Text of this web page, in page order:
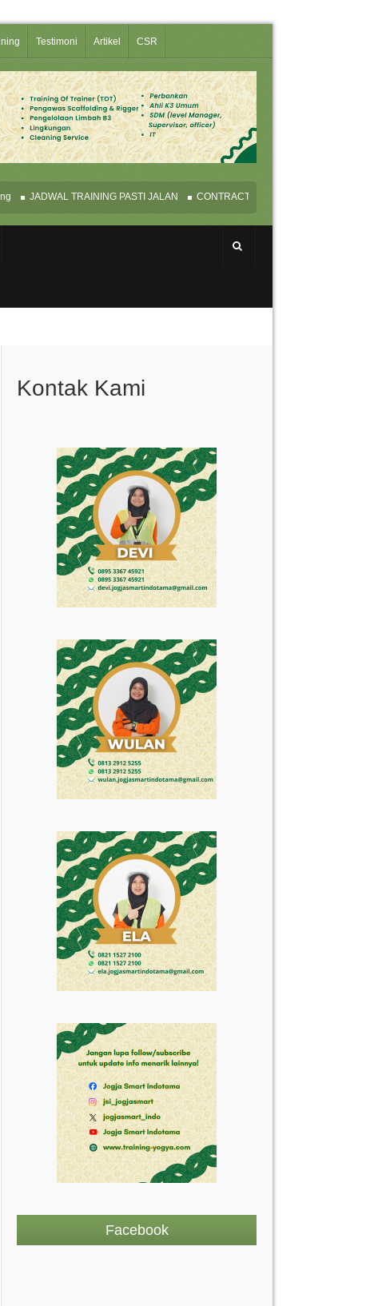
Testimoni Artikel CSR
JADWAL TRAINING PASTI JALAN CONTRACT DRAFTING AND REVIEW
Kontak Kami
Facebook